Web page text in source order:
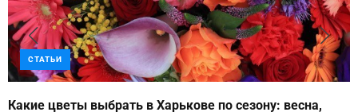
СТАТЬИ
Какие цветы выбрать в Харькове по сезону: весна,